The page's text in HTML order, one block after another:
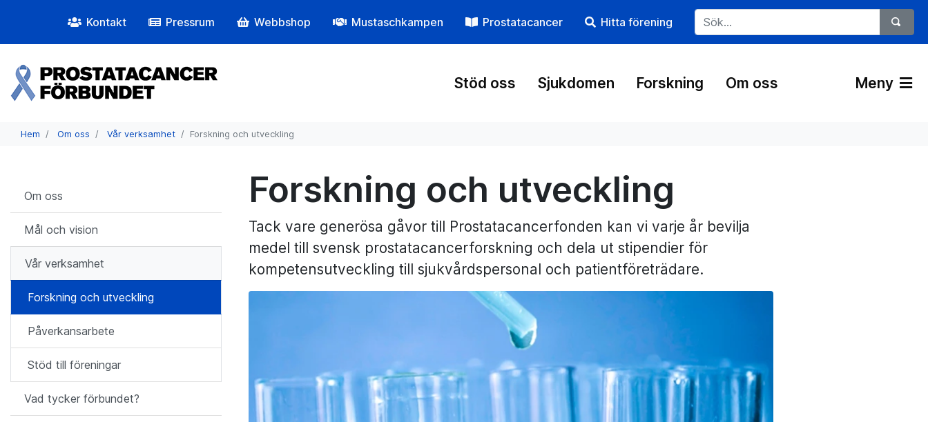
Kontakt Pressrum Webbshop Mustaschkampen Prostatacancer Hitta förening
Stöd oss Sjukdomen Forskning Om oss Meny
Hem Om oss Vår verksamhet Forskning och utveckling
Om oss
Mål och vision
Vår verksamhet
Forskning och utveckling
Påverkansarbete
Stöd till föreningar
Vad tycker förbundet?
Forskning och utveckling
Tack vare generösa gåvor till Prostatacancerfonden kan vi varje år bevilja
medel till svensk prostatacancerforskning och dela ut stipendier för
kompetensutveckling till sjukvårdspersonal och patientföreträdare.